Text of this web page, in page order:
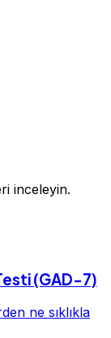
inceleyin.
(GAD-7)
ne sıklıkla